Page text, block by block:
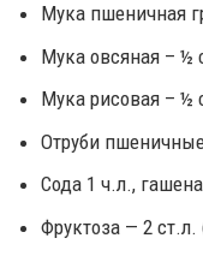
Мука пшеничная
Мука овсяная – ½
Мука рисовая – ½
Отруби
Сода 1 ч.л.,
Фруктоза — 2